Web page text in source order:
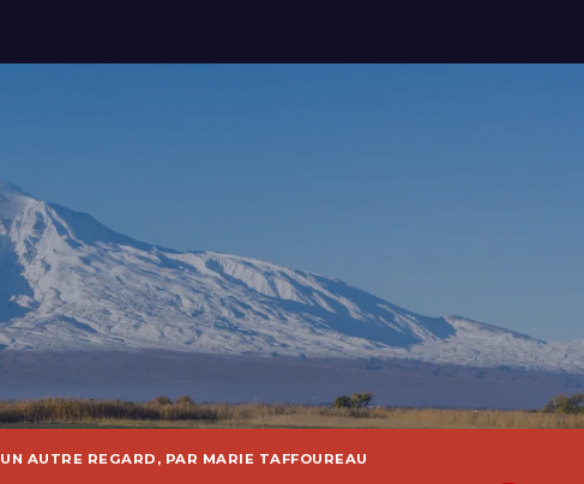
UN AUTRE REGARD, PAR MARIE TAFFOUREAU